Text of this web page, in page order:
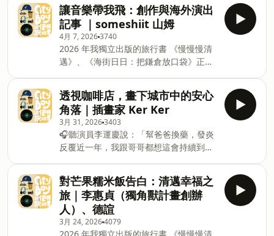
訂單滿美金 50 元享 95 折折扣碼
https://shop.fantimate.com/collections/dato
線上購買、全球出貨————————\
旅男 dato 聽眾專屬，旅行折價券 /01.日
本 BIC CAMERA 電器、藥妝最高享 17%
折扣折價券高清下載這裡走
&nbsp;https://pse.is/8s5er902.KLOOK
訂單滿美金 50 元享 95 折折扣碼
「DATODAT
線上購買、全球出貨 ———————— \
旅男 dato 聽眾專屬，旅行折價券 / 01.日
本 BIC CAMERA 電器、藥妝最高享 17%
折扣折價券 高清下載這裡走
&nbsp;https://pse.is/8s5er9 02.KLOOK
訂單滿美金 50 元享 95 折折扣碼
「DATODATOKLOOK」 站內商品繁多使
用條件不一，結帳前套用看看，有折就當
賺到 ———————— 聽一本 CITY BOY
&amp; GIRL 都能上手的使用說明書，讓
我們一起在日常生活裡添加更多迷人的元
素。 本集邀請到「一直玩的馬摩」，和我
一起聊旅行自媒體的經營故事。自稱是資
料狂人而非旅行達人的他，從一個無心插
柳兒開
讓音樂帶我飛：創作與海外演出
記事 ｜someshiit 山姆
4月 7, 20263740
2026 年我獨立出版的旅行書 《慢慢慢清
邁》、《海街日日：把鎌倉放口袋》正式
https://shop.fantimate.com/collections/dato
線上購買、全球出貨 ———————— \
旅男 dato 聽眾專屬，旅行折價券 / 01.日
本 BIC CAMERA 電器、藥妝最高享 17%
折扣折價券 高清下載這裡走
&nbsp;https://pse.is/8s5er9 02.KLOOK
訂單滿美金 50 元享 95 折折扣碼
「DATODATOKLOOK」 站內商品繁多使
用條件不一，結帳前套用看看，有折就當
賺到 ———————— 聽一本 CITY BOY
&amp; GIRL 都能上手的使用說明書，讓
我們一起在日常生活裡添加更多迷人的元
透視咖啡店，畫下城市中的安心
角落｜插畫家 Ker Ker
3月 31, 20263403
🎧聽演員李運慶說：「幫爸爸換藥，發炎
反覆近一年，我跟哥哥都想這會持續到什
https://fstry.pse.is/9b9ut3
&nbsp;&nbsp;照顧人生無法預期何時
來！「先來一杯 我們再聊」聆聽照顧者、
陪你預備長照未來！點擊連結，讓我們有
機會不在照顧困境掙扎。 —— 以上為
對芒果糯米飯告白：清邁幸福之
旅｜李惠貞（獨角獸計畫創辦
人）、德諠
3月 24, 20264079